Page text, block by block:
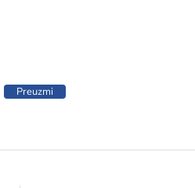
Preuzmi